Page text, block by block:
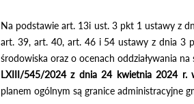
Na podstawie art. 13i ust. 3 pkt 1 ustawy z
art. 39, art. 40, art. 46 i 54 ustawy z dnia 3
środowiska oraz o ocenach oddziaływania
LXIII/545/2024 z dnia 24 kwietnia 2024 r.
planem ogólnym są granice administracyjne